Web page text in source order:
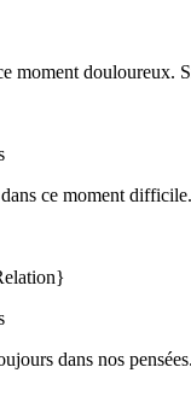
moment douloureux.
ce moment difficile.
dans nos pensées.